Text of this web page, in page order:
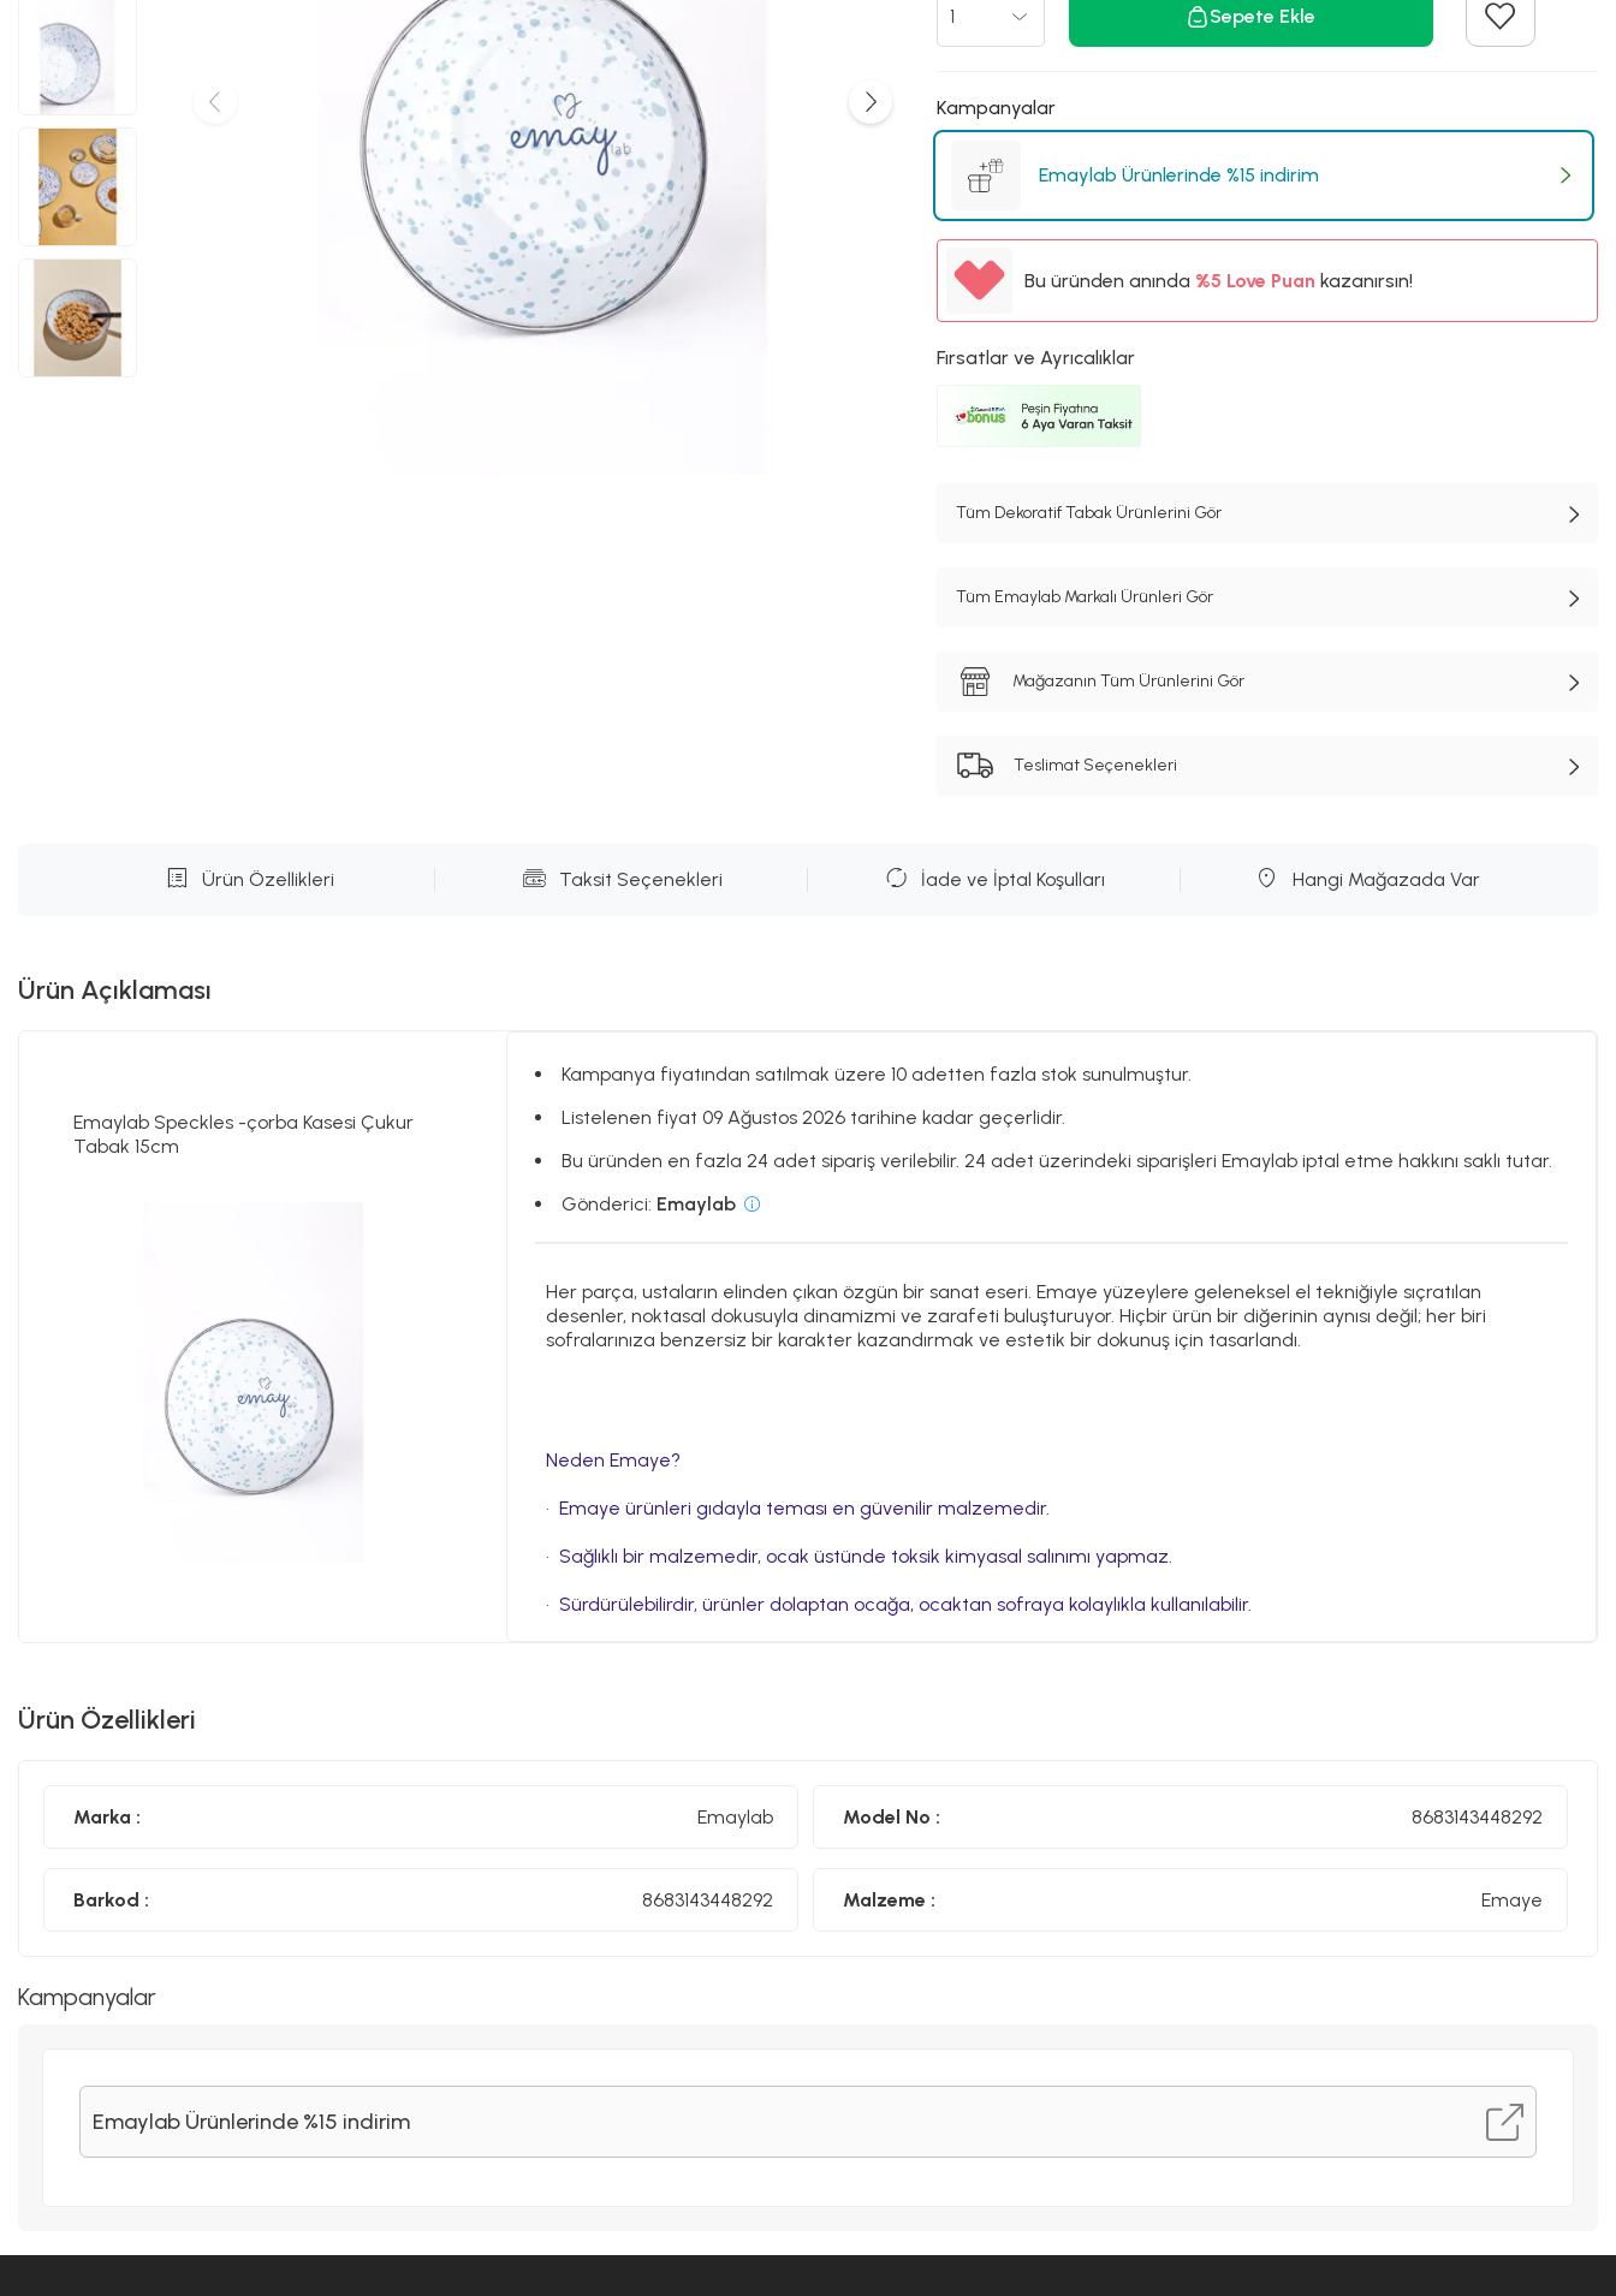
Sepete Ekle
Kampanyalar
Emaylab Ürünlerinde %15 indirim
Bu üründen anında %5
%5
Love Puan kazanırsın!
Fırsatlar ve Ayrıcalıklar
Tüm Dekoratif Tabak Ürünlerini Gör
Tüm Emaylab Markalı Ürünleri Gör
Mağazanın Tüm Ürünlerini Gör
Teslimat Seçenekleri
Ürün Özellikleri Taksit Seçenekleri İade ve İptal Koşulları Hangi Mağazada Var
Ürün Açıklaması
Emaylab Speckles -çorba Kasesi Çukur
Tabak 15cm
Kampanya fiyatından satılmak üzere 10 adetten fazla stok sunulmuştur.
Listelenen fiyat 09 Ağustos 2026 tarihine kadar geçerlidir.
Bu üründen en fazla 24 adet sipariş verilebilir. 24 adet üzerindeki siparişleri Emaylab iptal etme hakkını saklı tutar.
Gönderici: Emaylab
Her parça, ustaların elinden çıkan özgün bir sanat eseri. Emaye yüzeylere geleneksel el tekniğiyle sıçratılan
desenler, noktasal dokusuyla dinamizmi ve zarafeti buluşturuyor. Hiçbir ürün bir diğerinin aynısı değil; her biri
sofralarınıza benzersiz bir karakter kazandırmak ve estetik bir dokunuş için tasarlandı.
Neden Emaye?
•⁠ ⁠Emaye ürünleri gıdayla teması en güvenilir malzemedir.
•⁠ ⁠Sağlıklı bir malzemedir, ocak üstünde toksik kimyasal salınımı yapmaz.
•⁠ ⁠Sürdürülebilirdir, ürünler dolaptan ocağa, ocaktan sofraya kolaylıkla kullanılabilir.
Her emaye gıdaya uygun değildir. Emaylab yalnızca gıda ile temasa uygun, kaliteli emaye ürünleri sunar.
Ürün Özellikleri
Marka : Emaylab Model No : 8683143448292
Barkod : 8683143448292 Malzeme : Emaye
Kampanyalar
Emaylab Ürünlerinde %15 indirim